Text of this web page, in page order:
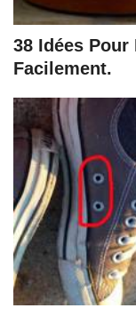
38 Idées
Facilement.